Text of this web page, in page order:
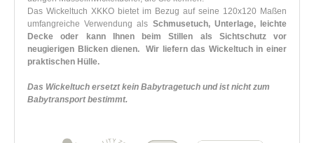
Das Wickeltuch XKKO bietet im Bezug auf seine 120x120 Maßen
umfangreiche Verwendung als Schmusetuch, Unterlage, leichte
Decke oder kann Ihnen beim Stillen als Sichtschutz vor
neugierigen Blicken dienen.Wir liefern das Wickeltuch in einer
praktischen Hülle.
Das Wickeltuch ersetzt kein Babytragetuch und ist nicht zum
Babytransport bestimmt.